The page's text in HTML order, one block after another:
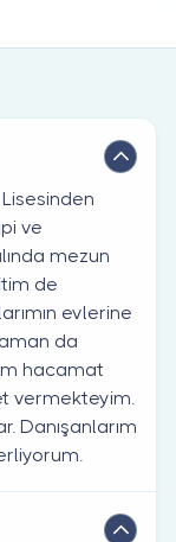
ve
mezun
de
evlerine
da
hacamat
vermekteyim.
Danışanlarım